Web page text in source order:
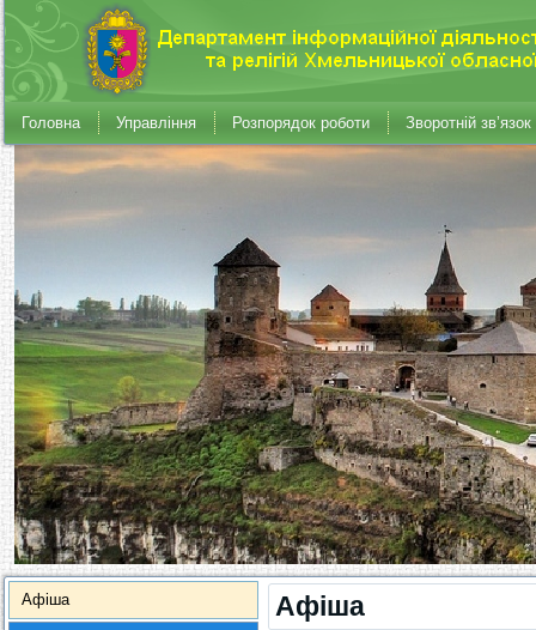
Головна Управління Розпорядок роботи Зворотній зв’язок
Афіша Афіша